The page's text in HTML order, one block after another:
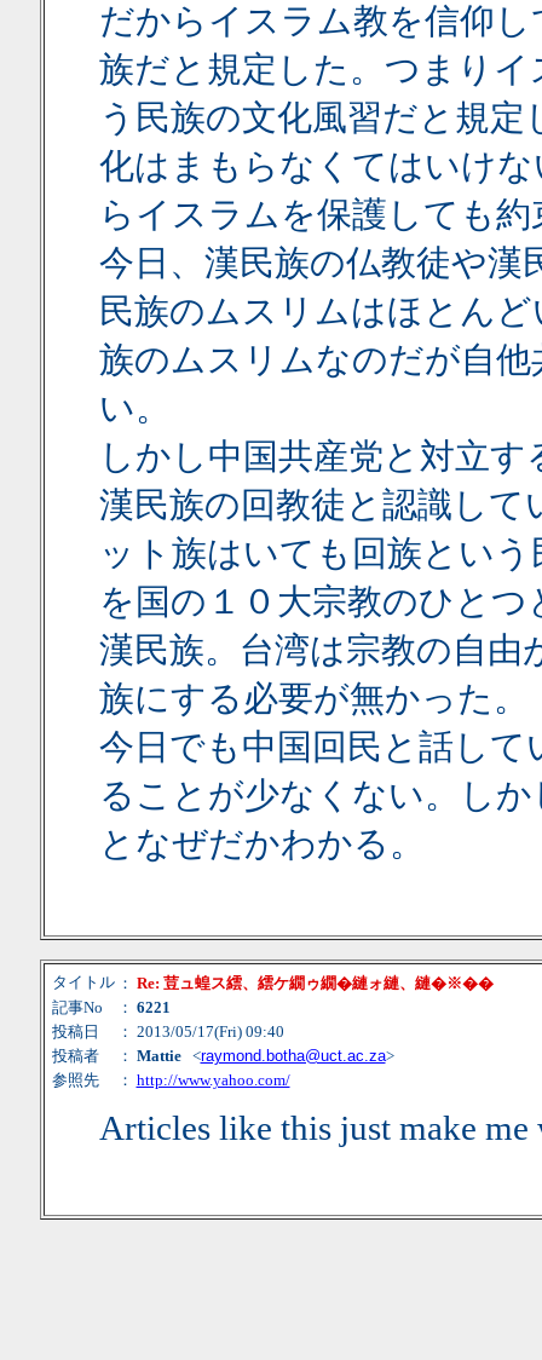
だからイスラム教を信仰
族だと規定した。つまり
う民族の文化風習だと規
化はまもらなくてはいけ
らイスラムを保護しても
今日、漢民族の仏教徒や
民族のムスリムはほとん
族のムスリムなのだが自
い。
しかし中国共産党と対立
漢民族の回教徒と認識し
ット族はいても回族とい
を国の１０大宗教のひと
漢民族。台湾は宗教の自
族にする必要が無かった。
今日でも中国回民と話し
ることが少なくない。し
となぜだかわかる。
タイトル ： Re: 荳ュ蝗ス繧、繧ケ繝ゥ繝�縺ォ縺、縺�※��
記事No
： 6221
投稿日
： 2013/05/17(Fri) 09:40
投稿者
： Mattie<raymond.botha@uct.ac.za>
参照先
： http://www.yahoo.com/
Articles like this just make